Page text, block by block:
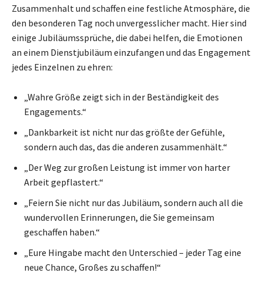
Zusammenhalt und schaffen eine festliche Atmosphäre, die
den besonderen Tag noch unvergesslicher macht. Hier sind
einige Jubiläumssprüche, die dabei helfen, die Emotionen
an einem Dienstjubiläum einzufangen und das Engagement
jedes Einzelnen zu ehren:
„Wahre Größe zeigt sich in der Beständigkeit des
Engagements.“
„Dankbarkeit ist nicht nur das größte der Gefühle,
sondern auch das, das die anderen zusammenhält.“
„Der Weg zur großen Leistung ist immer von harter
Arbeit gepflastert.“
„Feiern Sie nicht nur das Jubiläum, sondern auch all die
wundervollen Erinnerungen, die Sie gemeinsam
geschaffen haben.“
„Eure Hingabe macht den Unterschied – jeder Tag eine
neue Chance, Großes zu schaffen!“